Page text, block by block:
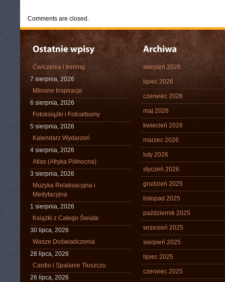
Comments are closed.
Ćwiczenia i trening
7 sierpnia, 2026
Miłosne Inspiracje
6 sierpnia, 2026
Fotoksiążki i Fotoalbumy
5 sierpnia, 2026
Kalendarz Wydarzeń
4 sierpnia, 2026
Atlas (Afryka Północna)
3 sierpnia, 2026
Muzyka Relaksacyjna i
Medytacyjna
1 sierpnia, 2026
Książki z Całego Świata
30 lipca, 2026
Wasze Doświadczenia
28 lipca, 2026
Cardio i Spalanie Tłuszczu
26 lipca, 2026
sierpień 2026
lipiec 2026
czerwiec 2026
maj 2026
kwiecień 2026
marzec 2026
luty 2026
styczeń 2026
grudzień 2025
listopad 2025
październik 2025
wrzesień 2025
sierpień 2025
lipiec 2025
czerwiec 2025